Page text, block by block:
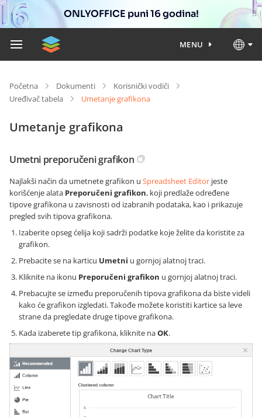
ONLYOFFICE puni 16 godina!
MENU
Početna Dokumenti
Korisnički vodiči
Uređivač tabela
Umetanje grafikona
Umetanje grafikona
Umetni preporučeni grafikon
Najlakši način da umetnete grafikon u Spreadsheet Editor jeste
korišćenje alata Preporučeni grafikon, koji predlaže određene
tipove grafikona u zavisnosti od izabranih podataka, kao i prikazuje
pregled svih tipova grafikona.
Izaberite opseg ćelija koji sadrži podatke koje želite da koristite za
grafikon.
Prebacite se na karticu Umetni u gornjoj alatnoj traci.
Kliknite na ikonu Preporučeni grafikon u gornjoj alatnoj traci.
Prebacujte se između preporučenih tipova grafikona da biste videli
kako će grafikon izgledati. Takođe možete koristiti kartice sa leve
strane da pregledate druge tipove grafikona.
Kada izaberete tip grafikona, kliknite naOK.